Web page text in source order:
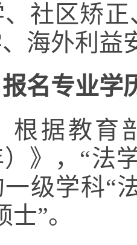
社区矫
海外利益
名专业学
根据教育
）》，“
级学科“
”。